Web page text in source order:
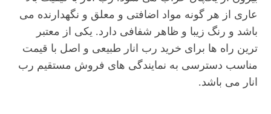
عاری از هر گونه مواد اضافتی و معلق و نگهدارنده می
باشد و رنگ زیبا و ظاهر شفافی دارد. یکی از معتبر
ترین راه ها برای خرید رب انار طبیعی و اصل با قیمت
مناسب دسترسی به نمایندگی های فروش مستقیم رب
انار می باشد.